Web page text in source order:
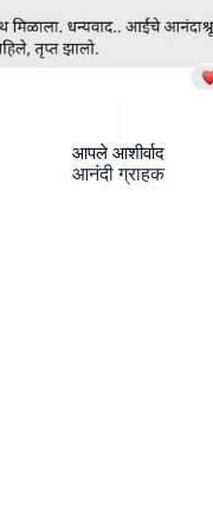
आपले आशीर्वाद
आनंदी ग्राहक